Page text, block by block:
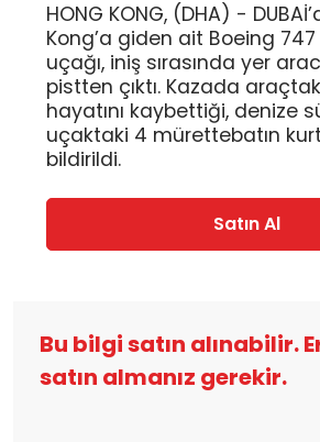
HONG KONG, (DHA) -
Kong’a giden ait Boeing
uçağı, iniş sırasında yer
pistten çıktı. Kazada
hayatını kaybettiği, denize
uçaktaki 4 mürettebatın
bildirildi.
Satın Al
Bu bilgi satın alınabilir.
satın almanız gerekir.